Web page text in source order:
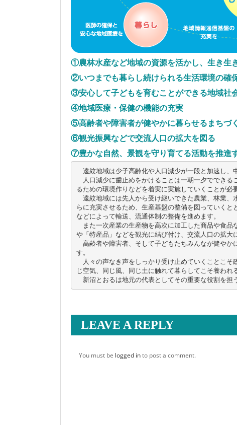
①農林水産など地域の資源を活かし、生き生
②いつまでも暮らし続けられる生活環境の確
③安心して子どもを育むことができる地域社
④地域医療・保健の機能の充実
⑤高齢者や障害者が健やかに暮らせるまちづ
⑥観光振興などで交流人口の拡大を図る
⑦豊かな自然、景観を守り育てる活動を推進
遠紋地域は少子高齢化や人口減少が一段と加速し、
人口減少に歯止めをかけることは一朝一夕でできる
るための環境作りなどを着実に実施していくことが必
遠紋地域には先人から受け継いできた農業、林業、
らに充実させるため、生産基盤の整備を図っていく
などによって輸送、流通体制の整備を進めます。
また一次産業の生産物を高次に加工した商品や食品
や「特産品」などを観光に結び付け、交流人口の拡大
高齢者や障害者、そして子どもたちみんなが健やか
す。
人々の声なき声をしっかり受け止めていくことこそ
じ空気、同じ風、同じ土に触れて暮らしてこそ養われ
新沼とおるは地元の代表としてその重要な役割を担
LEAVE A REPLY
You must be logged into post a comment.